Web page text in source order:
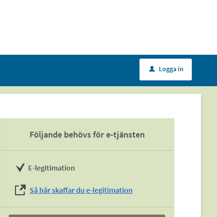
u Logga in
Följande behövs för e-tjänsten
E-legitimation
Så här skaffar du e-legitimation